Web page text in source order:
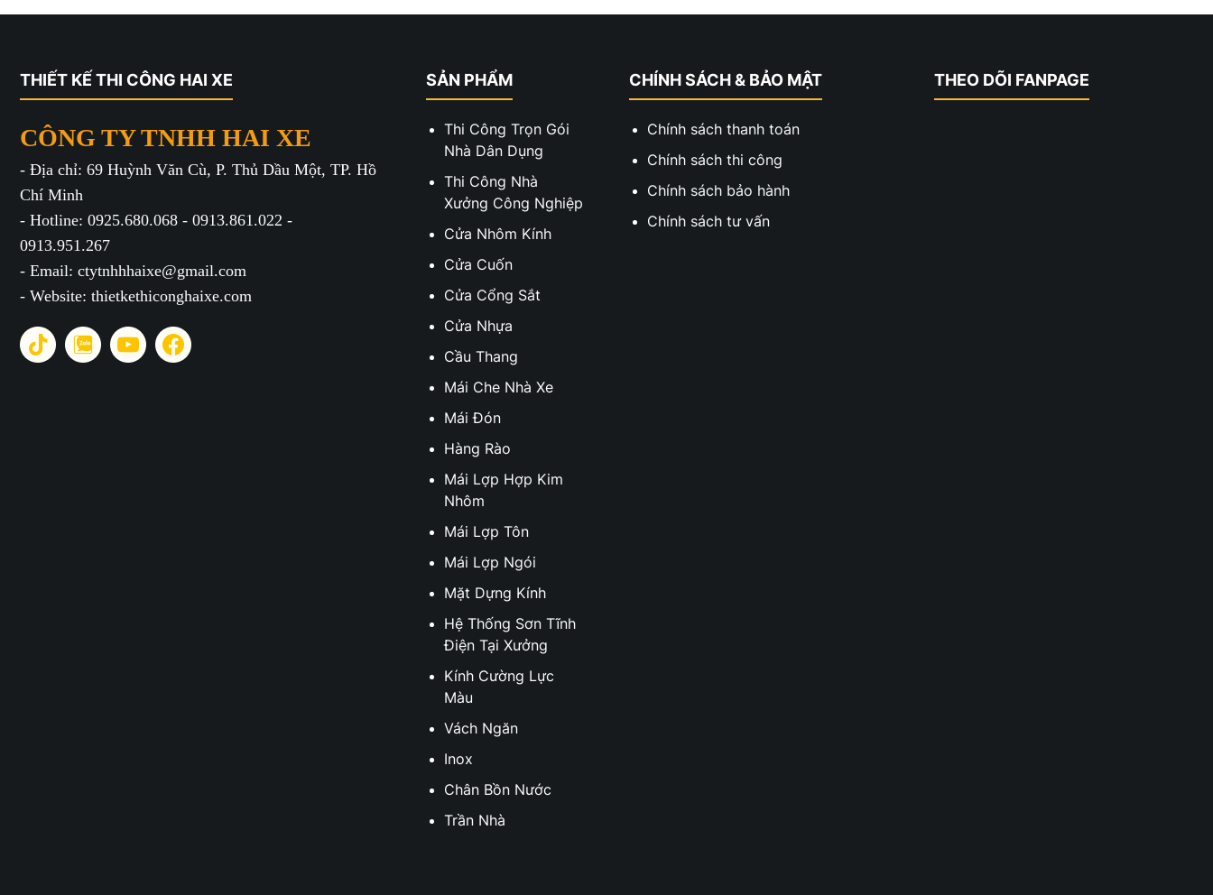
độc lạ cho quán coffee nhé!
cho không gian kiến trúc, trông luôn
THIẾT KẾ THI CÔNG HAI XE
CÔNG TY TNHH HAI XE
- Địa chỉ: 69 Huỳnh Văn Cù, P. Thủ Dầu Một, TP. Hồ
Chí Minh
- Hotline: 0925.680.068 - 0913.861.022 -
0913.951.267
- Email: ctytnhhhaixe@gmail.com
- Website: thietkethiconghaixe.com
SẢN PHẨM
Thi Công Trọn Gói
Nhà Dân Dụng
Thi Công Nhà
Xưởng Công Nghiệp
Cửa Nhôm Kính
Cửa Cuốn
Cửa Cổng Sắt
Cửa Nhựa
Cầu Thang
Mái Che Nhà Xe
Mái Đón
Hàng Rào
Mái Lợp Hợp Kim
Nhôm
Mái Lợp Tôn
Mái Lợp Ngói
Mặt Dựng Kính
Hệ Thống Sơn Tĩnh
Điện Tại Xưởng
Kính Cường Lực
Màu
Vách Ngăn
Inox
Chân Bồn Nước
Trần Nhà
CHÍNH SÁCH & BẢO MẬT
Chính sách thanh toán
Chính sách thi công
Chính sách bảo hành
Chính sách tư vấn
THEO DÕI FANPAGE